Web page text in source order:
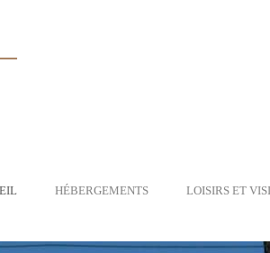
HÉBERGEMENTS LOISIRS ET